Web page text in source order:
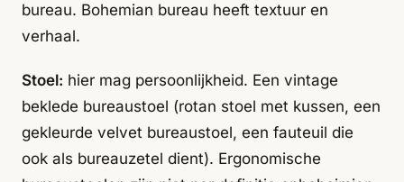
bureau. Bohemian bureau heeft textuur en
verhaal.
Stoel: hier mag persoonlijkheid. Een vintage
beklede bureaustoel (rotan stoel met kussen, een
gekleurde velvet bureaustoel, een fauteuil die
ook als bureauzetel dient). Ergonomische